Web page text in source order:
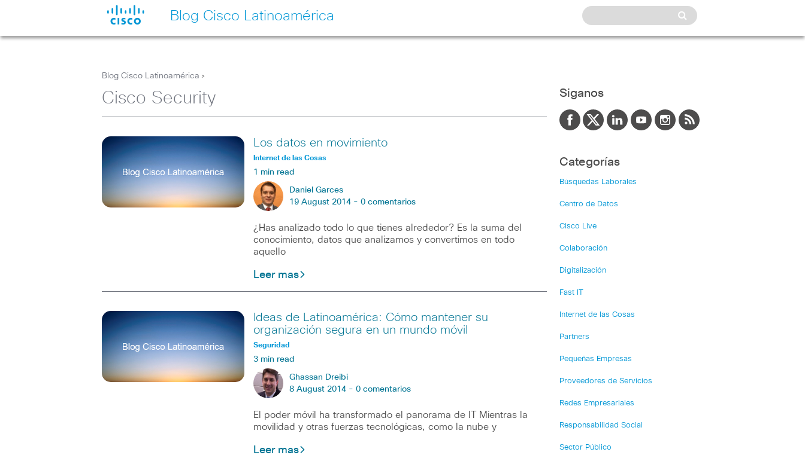
Blog Cisco Latinoamérica
Blog Cisco Latinoamérica >
Cisco Security
Los datos en movimiento
Internet de las Cosas
1 min read
Daniel Garces
19 August 2014 - 0 comentarios
¿Has analizado todo lo que tienes alrededor? Es la suma del
conocimiento, datos que analizamos y convertimos en todo
aquello
Leer mas
Ideas de Latinoamérica: Cómo mantener su
organización segura en un mundo móvil
Seguridad
3 min read
Ghassan Dreibi
8 August 2014 - 0 comentarios
El poder móvil ha transformado el panorama de IT Mientras la
movilidad y otras fuerzas tecnológicas, como la nube y
Leer mas
Siganos
Categorías
Búsquedas Laborales
Centro de Datos
Cisco Live
Colaboración
Digitalización
Fast IT
Internet de las Cosas
Partners
Pequeñas Empresas
Proveedores de Servicios
Redes Empresariales
Responsabilidad Social
Sector Público